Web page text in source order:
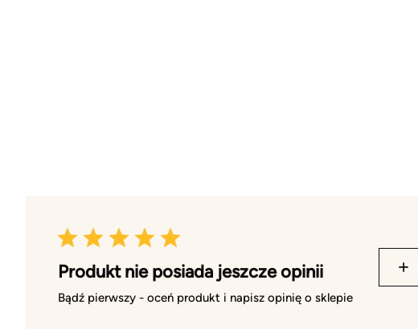
Produkt nie posiada jeszcze opinii
Bądź pierwszy - oceń produkt i napisz opinię o sklepie